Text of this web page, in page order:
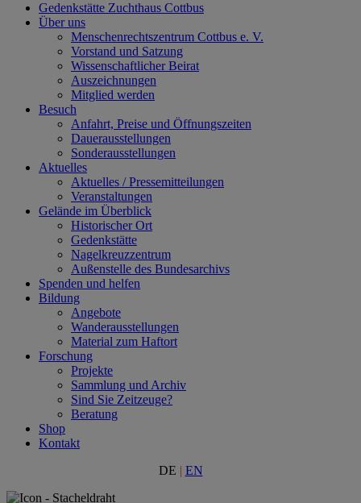
Gedenkstätte Zuchthaus Cottbus
Über uns
Menschenrechtszentrum Cottbus e. V.
Vorstand und Satzung
Wissenschaftlicher Beirat
Auszeichnungen
Mitglied werden
Besuch
Anfahrt, Preise und Öffnungszeiten
Dauerausstellungen
Sonderausstellungen
Aktuelles
Aktuelles / Pressemitteilungen
Veranstaltungen
Gelände im Überblick
Historischer Ort
Gedenkstätte
Nagelkreuzzentrum
Außenstelle des Bundesarchivs
Spenden und helfen
Bildung
Angebote
Wanderausstellungen
Material zum Haftort
Forschung
Projekte
Sammlung und Archiv
Sind Sie Zeitzeuge?
Beratung
Shop
Kontakt
DE | EN